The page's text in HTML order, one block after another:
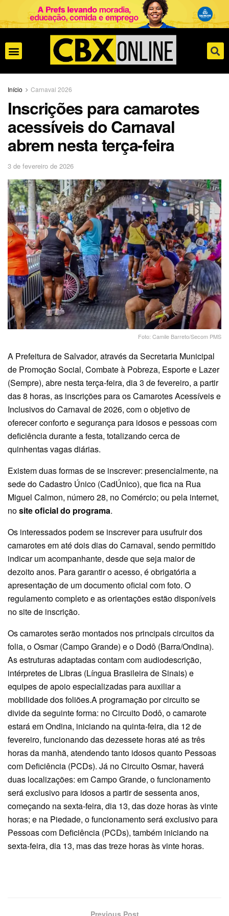
Início Carnaval 2026
Inscrições para camarotes
acessíveis do Carnaval
abrem nesta terça-feira
3 de fevereiro de 2026
Foto: Camile Barreto/Secom PMS
A Prefeitura de Salvador, através da Secretaria Municipal
de Promoção Social, Combate à Pobreza, Esporte e Lazer
(Sempre), abre nesta terça-feira, dia 3 de fevereiro, a partir
das 8 horas, as inscrições para os Camarotes Acessíveis e
Inclusivos do Carnaval de 2026, com o objetivo de
oferecer conforto e segurança para idosos e pessoas com
deficiência durante a festa, totalizando cerca de
quinhentas vagas diárias.
Existem duas formas de se inscrever: presencialmente, na
sede do Cadastro Único (CadÚnico), que fica na Rua
Miguel Calmon, número 28, no Comércio; ou pela internet,
nosite oficial do programa.
Os interessados podem se inscrever para usufruir dos
camarotes em até dois dias do Carnaval, sendo permitido
indicar um acompanhante, desde que seja maior de
dezoito anos. Para garantir o acesso, é obrigatória a
apresentação de um documento oficial com foto. O
regulamento completo e as orientações estão disponíveis
no site de inscrição.
Os camarotes serão montados nos principais circuitos da
folia, o Osmar (Campo Grande) e o Dodô (Barra/Ondina).
As estruturas adaptadas contam com audiodescrição,
intérpretes de Libras (Língua Brasileira de Sinais) e
equipes de apoio especializadas para auxiliar a
mobilidade dos foliões.A programação por circuito se
divide da seguinte forma: no Circuito Dodô, o camarote
estará em Ondina, iniciando na quinta-feira, dia 12 de
fevereiro, funcionando das dezessete horas até as três
horas da manhã, atendendo tanto idosos quanto Pessoas
com Deficiência (PCDs). Já no Circuito Osmar, haverá
duas localizações: em Campo Grande, o funcionamento
será exclusivo para idosos a partir de sessenta anos,
começando na sexta-feira, dia 13, das doze horas às vinte
horas; e na Piedade, o funcionamento será exclusivo para
Pessoas com Deficiência (PCDs), também iniciando na
sexta-feira, dia 13, mas das treze horas às vinte horas.